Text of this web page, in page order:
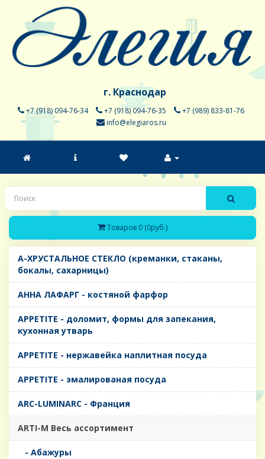
г. Краснодар
+7 (918) 094-76-34 +7 (918) 094-76-35
+7 (989) 833-81-76
info@elegiaros.ru
Товаров 0 (0руб.)
A-ХРУСТАЛЬНОЕ СТЕКЛО (креманки, стаканы,
бокалы, сахарницы)
AHHA ЛАФАРГ - костяной фарфор
APPETITE - доломит, формы для запекания,
кухонная утварь
APPETITE - нержавейка наплитная посуда
APPETITE - эмалированая посуда
ARC-LUMINARC - Франция
ARTI-M Весь ассортимент
- Абажуры